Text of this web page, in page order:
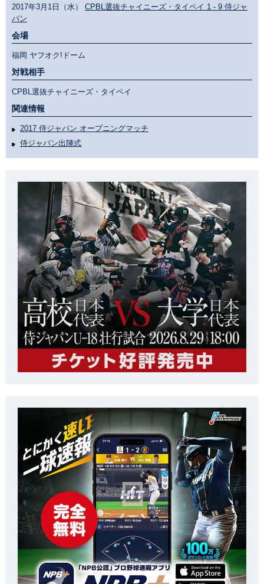
2017年3月1日（水） CPBL選抜チャイニーズ・タイペイ 1 - 9 侍ジャ
パン
会場
福岡 ヤフオク!ドーム
対戦相手
CPBL選抜チャイニーズ・タイペイ
関連情報
2017 侍ジャパン オープニングマッチ
侍ジャパン出陣式